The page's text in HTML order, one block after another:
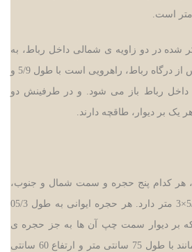
شده در دو زاویه ی شمالی داخل رباط، به
چشم می خورد. سه متر پس از درگاه رباط، راهرویی است با طول 5/9 و
داخل رباط باز می شود. و در طرفینش دو
بر دیوار، طاقچه دارند.
هر کدام پنج حجره و سمت شمال و جنوب،
×
3 متر دارد. هر حجره ایوانی به طول 05/3
1 متر دارد که بر دیوار سمت چپ آن ها به جز حجره ی
اول دو فرورفتگی طاقچه مانند با طول 75 سانتی متر و ارتفاع 60 سانتی